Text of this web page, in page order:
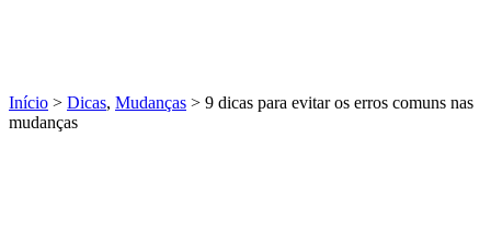
Início > Dicas, Mudanças > 9 dicas para evitar os erros comuns nas
mudanças